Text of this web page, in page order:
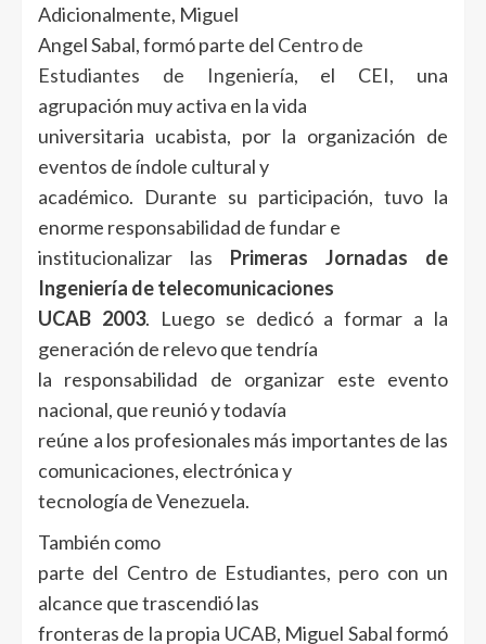
Adicionalmente, Miguel
Angel Sabal, formó parte del Centro de
Estudiantes de Ingeniería, el CEI, una
agrupación muy activa en la vida
universitaria ucabista, por la organización de
eventos de índole cultural y
académico. Durante su participación, tuvo la
enorme responsabilidad de fundar e
institucionalizar las Primeras Jornadas de
Ingeniería de telecomunicaciones
UCAB 2003. Luego se dedicó a formar a la
generación de relevo que tendría
la responsabilidad de organizar este evento
nacional, que reunió y todavía
reúne a los profesionales más importantes de las
comunicaciones, electrónica y
tecnología de Venezuela.
También como
parte del Centro de Estudiantes, pero con un
alcance que trascendió las
fronteras de la propia UCAB, Miguel Sabal formó